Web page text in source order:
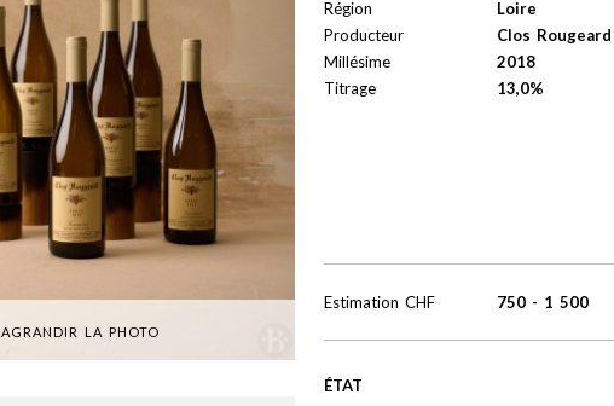
AGRANDIR LA PHOTO
Région
Loire
Producteur
Clos Rougeard
Millésime
2018
Titrage
13,0%
Estimation CHF 750 - 1 500
ÉTAT